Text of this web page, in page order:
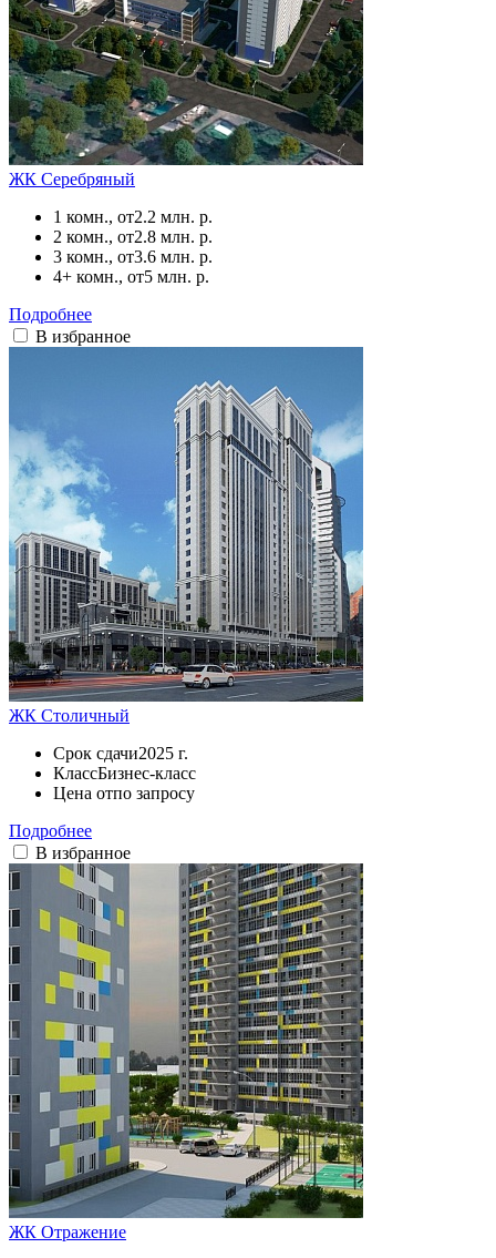
ЖК Серебряный
1 комн., от2.2 млн. р.
2 комн., от2.8 млн. р.
3 комн., от3.6 млн. р.
4+ комн., от5 млн. р.
Подробнее
В избранное
ЖК Столичный
Срок сдачи2025 г.
КлассБизнес-класс
Цена отпо запросу
Подробнее
В избранное
ЖК Отражение